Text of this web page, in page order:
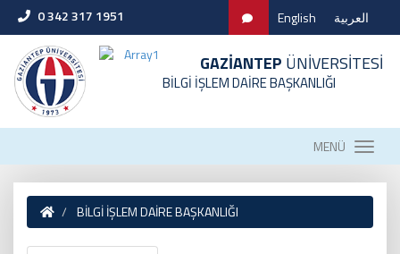
0 342 317 1951 English العربية
GAZİANTEP ÜNİVERSİTESİ
BİLGİ İŞLEM DAİRE BAŞKANLIĞI
MENÜ
BİLGİ İŞLEM DAİRE BAŞKANLIĞI